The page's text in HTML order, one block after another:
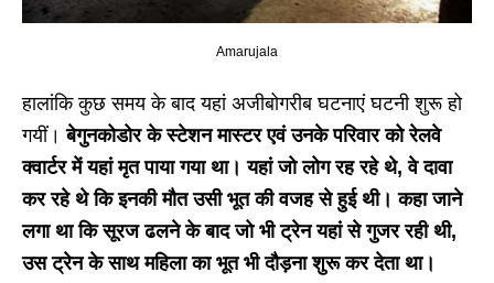
Amarujala
हालांकि कुछ समय के बाद यहां अजीबोगरीब घटनाएं घटनी शुरू हो
गयीं।बेगुनकोडोर के स्टेशन मास्टर एवं उनके परिवार को रेलवे
क्वार्टर में यहां मृत पाया गया था। यहां जो लोग रह रहे थे, वे दावा
कर रहे थे कि इनकी मौत उसी भूत की वजह से हुई थी। कहा जाने
लगा था कि सूरज ढलने के बाद जो भी ट्रेन यहां से गुजर रही थी,
उस ट्रेन के साथ महिला का भूत भी दौड़ना शुरू कर देता था।